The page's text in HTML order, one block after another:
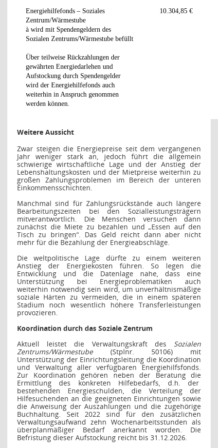
Energiehilfefonds – Soziales
Zentrum/Wärmestube
à wird mit Spendengeldern des
Sozialen Zentrums/Wärmestube befüllt
Über teilweise Rückzahlungen der
gewährten Energiedarlehen und
Aufstockung durch Spendengelder
wird der Energiehilfefonds auch
weiterhin in Anspruch genommen
werden können.
10.304,85 €
Weitere Aussicht
Zwar steigen die Energiepreise seit dem vergangenen
Jahr weniger stark an, jedoch führt die allgemein
schwierige wirtschaftliche Lage und der Anstieg der
Lebenshaltungskosten und der Mietpreise weiterhin zu
großen Zahlungsproblemen im Bereich der unteren
Einkommensschichten.
Manchmal sind für Zahlungsrückstände auch längere
Bearbeitungszeiten bei den Sozialleistungsträgern
mitverantwortlich. Die Menschen versuchen dann
zunächst die Miete zu bezahlen und „Essen auf den
Tisch zu bringen“. Das Geld reicht dann aber nicht
mehr für die Bezahlung der Energieabschläge.
Die weltpolitische Lage dürfte zu einem weiteren
Anstieg der Energiekosten führen. So legen die
Entwicklung und die Datenlage nahe, dass eine
Unterstützung bei Energieproblematiken auch
weiterhin notwendig sein wird, um unverhältnismäßige
soziale Härten zu vermeiden, die in einem späteren
Stadium noch wesentlich höhere Transferleistungen
provozieren.
Koordination durch das Soziale Zentrum
Aktuell leistet die Verwaltungskraft des Sozialen
Zentrums/Wärmestube(Stplnr. 50106) mit
Unterstützung der Einrichtungsleitung die Koordination
und Verwaltung aller verfügbaren Energiehilfsfonds.
Zur Koordination gehören neben der Beratung die
Ermittlung des konkreten Hilfebedarfs, d.h. der
bestehenden Energieschulden, die Verteilung der
Hilfesuchenden an die geeigneten Einrichtungen sowie
die Anweisung der Auszahlungen und die zugehörige
Buchhaltung. Seit 2022 sind für den zusätzlichen
Verwaltungsaufwand zehn Wochenarbeitsstunden als
überplanmäßiger Bedarf anerkannt worden. Die
Befristung dieser Aufstockung reicht bis 31.12.2026.